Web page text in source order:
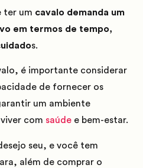
ter um cavalo demanda um
em termos de tempo,
s.
é importante considerar
de fornecer os
um ambiente
com saúdee bem-estar.
seu, e você tem
além de comprar o